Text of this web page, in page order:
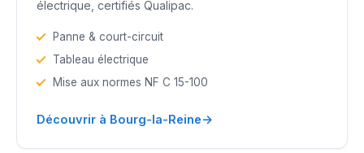
électrique, certifiés Qualipac.
Panne & court-circuit
Tableau électrique
Mise aux normes NF C 15-100
Découvrir à Bourg-la-Reine→